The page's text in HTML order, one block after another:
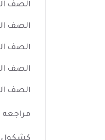
الصف
الصف
الصف
الصف
الصف
مراجعه